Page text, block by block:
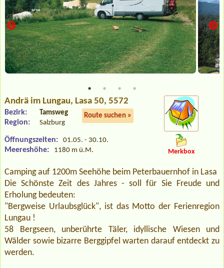
Andrä im Lungau, Lasa 50, 5572
Route suchen »
Bezirk: Tamsweg
Region: Salzburg
Öffnungszeiten: 01.05. - 30.10.
Meereshöhe: 1180 m ü.M. Merkbox
Camping auf 1200m Seehöhe beim Peterbauernhof in Lasa
Die Schönste Zeit des Jahres - soll für Sie Freude und
Erholung bedeuten:
"Bergweise Urlaubsglück", ist das Motto der Ferienregion
Lungau !
58 Bergseen, unberührte Täler, idyllische Wiesen und
Wälder sowie bizarre Berggipfel warten darauf entdeckt zu
werden.